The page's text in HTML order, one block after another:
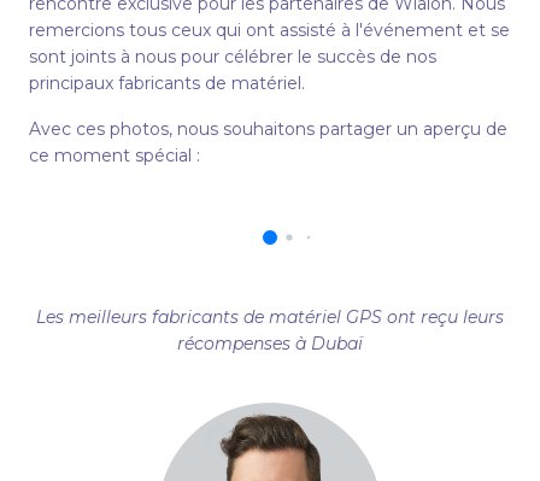
remercions tous ceux qui ont assisté à l'événement et se
sont joints à nous pour célébrer le succès de nos
principaux fabricants de matériel.
Avec ces photos, nous souhaitons partager un aperçu de
ce moment spécial :
Les meilleurs fabricants de matériel GPS ont reçu leurs
récompenses à Dubaï